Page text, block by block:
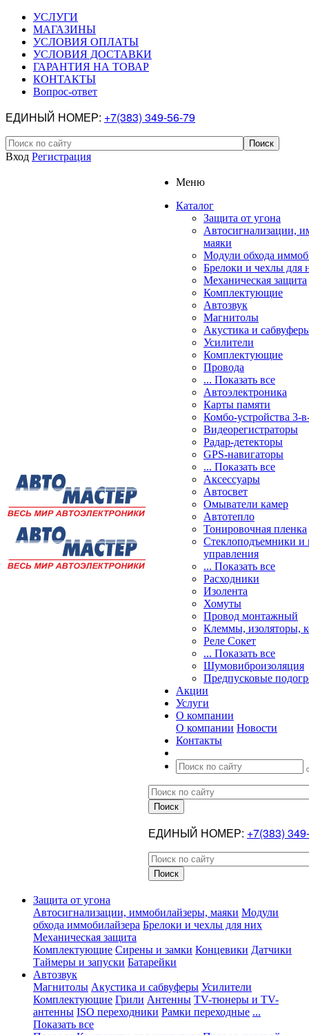
УСЛУГИ
МАГАЗИНЫ
УСЛОВИЯ ОПЛАТЫ
УСЛОВИЯ ДОСТАВКИ
ГАРАНТИЯ НА ТОВАР
КОНТАКТЫ
Вопрос-ответ
ЕДИНЫЙ НОМЕР: +7(383) 349-56-79
Вход Регистрация
Меню
Каталог
Защита от угона
Автосигнализации,
маяки
Модули обхода
Брелоки и чехлы для
Механическая защита
Комплектующие
Автозвук
Магнитолы
Акустика и
Усилители
Комплектующие
Провода
... Показать все
Автоэлектроника
Карты памяти
Комбо-устройства 3-
Видеорегистраторы
Радар-детекторы
GPS-навигаторы
... Показать все
Аксессуары
Автосвет
Омыватели камер
Автотепло
Тонировочная пленка
Стеклоподъемники и
управления
... Показать все
Расходники
Изолента
Хомуты
Провод монтажный
Клеммы, изоляторы,
Реле Сокет
... Показать все
Шумовиброизоляция
Предпусковые
Акции
Услуги
О компании
О компании Новости
Контакты
ЕДИНЫЙ НОМЕР: +7(383)
Защита от угона
Автосигнализации, иммобилайзеры, маяки Модули
обхода иммобилайзера Брелоки и чехлы для них
Механическая защита
Комплектующие Сирены и замки Концевики Датчики
Таймеры и запуски Батарейки
Автозвук
Магнитолы Акустика и сабвуферы Усилители
Комплектующие Грили Антенны TV-тюнеры и TV-
антенны ISO переходники Рамки переходные ...
Показать все